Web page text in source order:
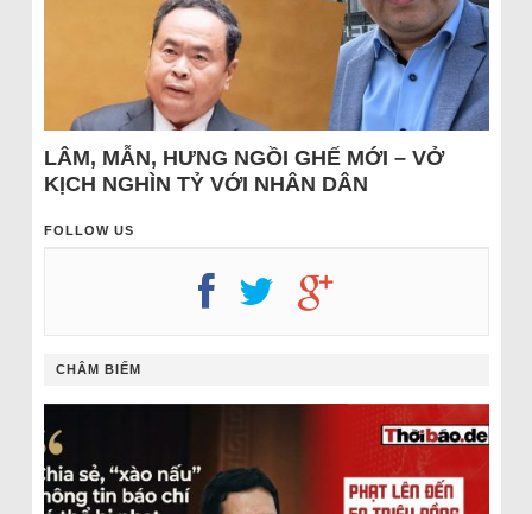
LÂM, MẪN, HƯNG NGỒI GHẾ MỚI – VỞ
KỊCH NGHÌN TỶ VỚI NHÂN DÂN
FOLLOW US
CHÂM BIẾM